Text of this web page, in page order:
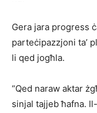
Gera jara progress
parteċipazzjoni ta’
li qed jogħla.
“Qed naraw aktar
sinjal tajjeb ħafna.